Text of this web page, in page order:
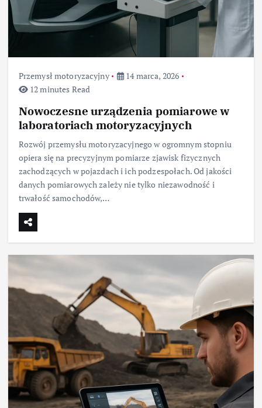
Przemysł motoryzacyjny
14 marca, 2026
12 minutes Read
Nowoczesne urządzenia pomiarowe w
laboratoriach motoryzacyjnych
Rozwój przemysłu motoryzacyjnego w ogromnym stopniu
opiera się na precyzyjnym pomiarze zjawisk fizycznych
zachodzących w pojazdach i ich podzespołach. Od jakości
danych pomiarowych zależy nie tylko niezawodność i
trwałość samochodów,…